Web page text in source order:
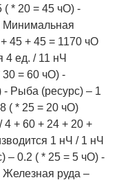
( * 20 = 45 чО) -
Минимальная
45 + 45 = 1170 чО
4 ед. / 11 нЧ
30 = 60 чО) -
- Рыба (ресурс) – 1
( * 25 = 20 чО)
4 + 60 + 24 + 20 +
1 нЧ / 1 нЧ
– 0.2 ( * 25 = 5 чО) -
Железная руда –